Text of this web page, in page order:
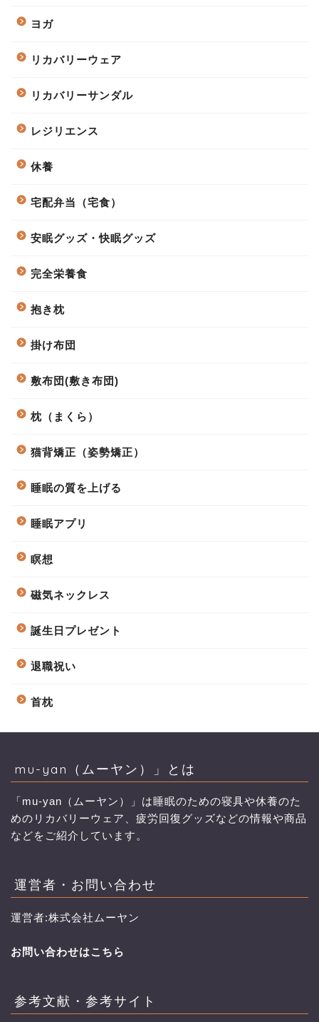
ヨガ
リカバリーウェア
リカバリーサンダル
レジリエンス
休養
宅配弁当（宅食）
安眠グッズ・快眠グッズ
完全栄養食
抱き枕
掛け布団
敷布団(敷き布団)
枕（まくら）
猫背矯正（姿勢矯正）
睡眠の質を上げる
睡眠アプリ
瞑想
磁気ネックレス
誕生日プレゼント
退職祝い
首枕
mu-yan（ムーヤン）」とは
「mu-yan（ムーヤン）」は睡眠のための寝具や休養のた
めのリカバリーウェア、疲労回復グッズなどの情報や商品
などをご紹介しています。
運営者・お問い合わせ
運営者:株式会社ムーヤン
お問い合わせはこちら
参考文献・参考サイト